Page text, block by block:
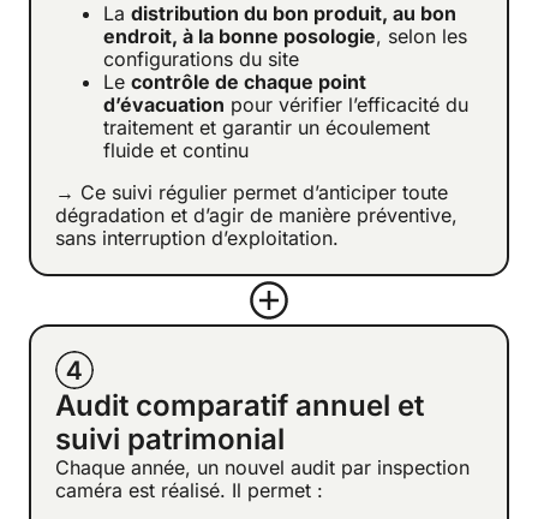
La distribution du bon produit, au bon
endroit, à la bonne posologie, selon les
configurations du site
Le contrôle de chaque point
d’évacuation pour vérifier l’efficacité du
traitement et garantir un écoulement
fluide et continu
→ Ce suivi régulier permet d’anticiper toute
dégradation et d’agir de manière préventive,
sans interruption d’exploitation.
Audit comparatif annuel et
suivi patrimonial
Chaque année, un nouvel audit par inspection
caméra est réalisé. Il permet :